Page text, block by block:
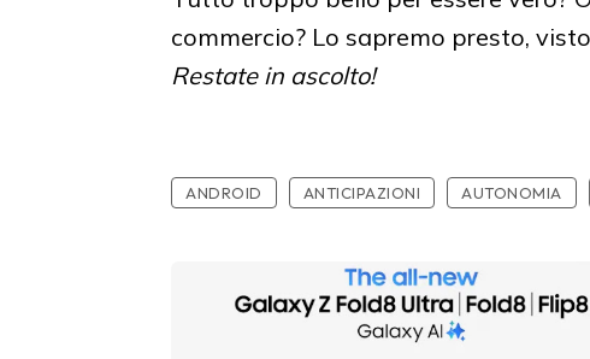
commercio? Lo sapremo presto,
Restate in ascolto!
ANDROID ANTICIPAZIONI AUTONOMIA